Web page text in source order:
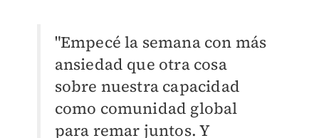
"Empecé la semana con más
ansiedad que otra cosa
sobre nuestra capacidad
como comunidad global
para remar juntos. Y